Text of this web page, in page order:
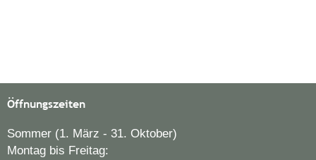
Öffnungszeiten
Sommer (1. März - 31. Oktober)
Montag bis Freitag: